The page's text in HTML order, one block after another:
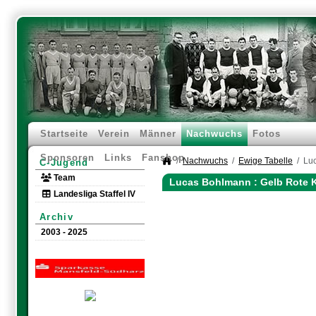
Startseite Verein Männer Nachwuchs Fotos
Sponsoren Links Fanshop
C-Jugend
Team
Landesliga Staffel IV
Archiv
2003 - 2025
Nachwuchs Ewige Tabelle
Lucas Bohlmann : Gelb Rote